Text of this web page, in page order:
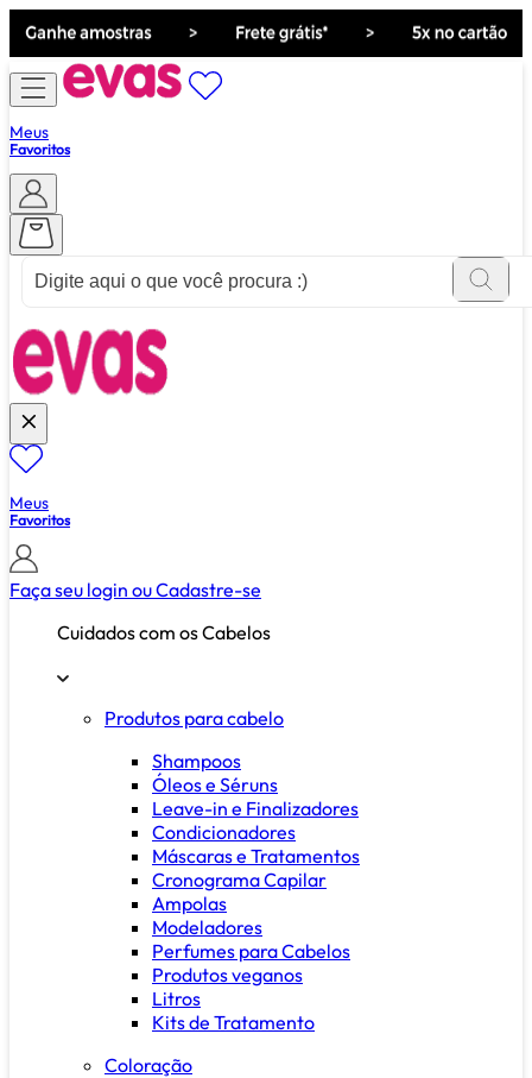
Meus
Favoritos
Meus
Favoritos
Faça seu login ouCadastre-se
Cuidados com os Cabelos
Produtos para cabelo
Shampoos
Óleos e Séruns
Leave-in e Finalizadores
Condicionadores
Máscaras e Tratamentos
Cronograma Capilar
Ampolas
Modeladores
Perfumes para Cabelos
Produtos veganos
Litros
Kits de Tratamento
Coloração